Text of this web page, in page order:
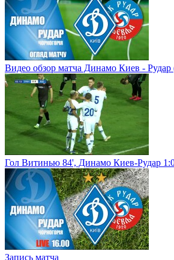
Видео обзор матча Динамо Киев - Рудар
Гол Витинью 84', Динамо Киев-Рудар
Запись матча